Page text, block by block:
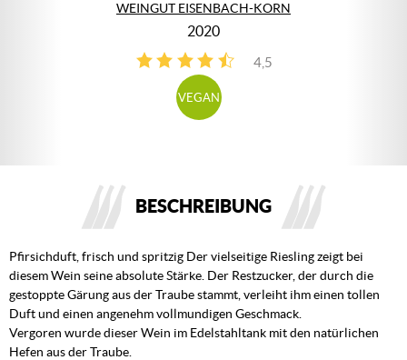
WEINGUT EISENBACH-KORN
2020
4,5
2
VEGAN
BESCHREIBUNG
Pfirsichduft, frisch und spritzig Der vielseitige Riesling zeigt bei
diesem Wein seine absolute Stärke. Der Restzucker, der durch die
gestoppte Gärung aus der Traube stammt, verleiht ihm einen tollen
Duft und einen angenehm vollmundigen Geschmack.
Vergoren wurde dieser Wein im Edelstahltank mit den natürlichen
Hefen aus der Traube.